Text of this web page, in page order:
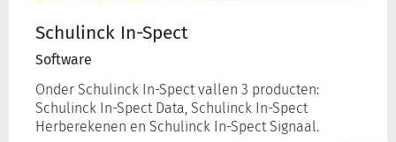
Schulinck In-Spect
Software
Onder Schulinck In-Spect vallen 3 producten:
Schulinck In-Spect Data, Schulinck In-Spect
Herberekenen en Schulinck In-Spect Signaal.